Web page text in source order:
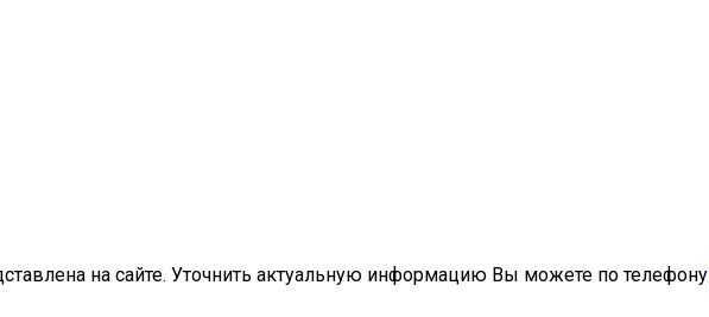
на сайте. Уточнить актуальную информацию Вы можете по телефону